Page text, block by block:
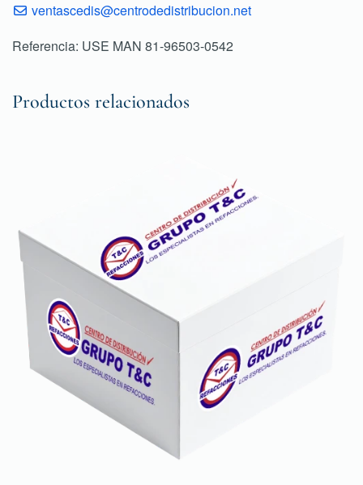
ventascedis@centrodedistribucion.net
Referencia: USE MAN 81-96503-0542
Productos relacionados